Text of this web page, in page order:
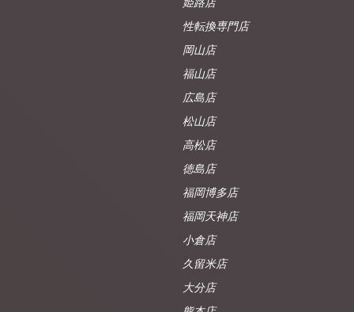
姫路店
性転換専門店
岡山店
福山店
広島店
松山店
高松店
徳島店
福岡博多店
福岡天神店
小倉店
久留米店
大分店